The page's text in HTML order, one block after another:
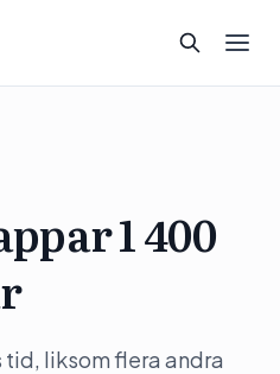
1 400
tid, liksom flera andra